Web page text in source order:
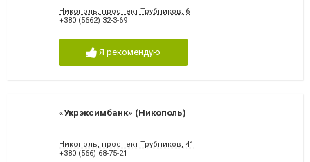
Никополь, проспект Трубников, 6
+380 (5662) 32-3-69
Я рекомендую
«Укрэксимбанк» (Никополь)
Никополь, проспект Трубников, 41
+380 (566) 68-75-21